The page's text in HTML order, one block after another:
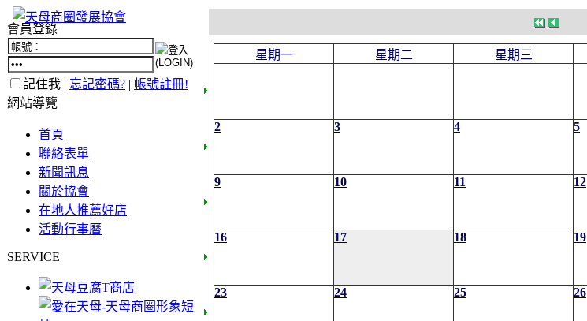
會員登錄
記住我 | 忘記密碼? | 帳號註冊!
網站導覽
首頁
聯絡表單
新聞訊息
關於協會
在地人推薦好店
活動行事曆
SERVICE
星期一 星期二 星期三
2 3 4 5
9 10 11 12
16 17 18 19
23 24 25 26